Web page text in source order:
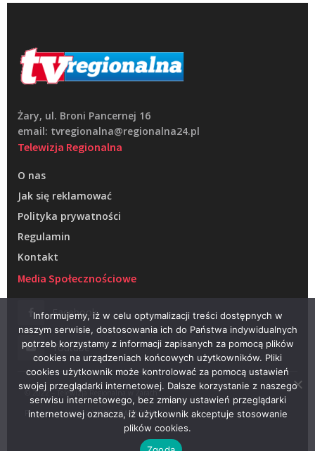
Żary, ul. Broni Pancernej 16
email: tvregionalna@regionalna24.pl
Telewizja Regionalna
O nas
Jak się reklamować
Polityka prywatności
Regulamin
Kontakt
Media Społecznościowe
Facebook
Youtube
© 2022 – Telewizja Regionalna w Żarach
Projektowanie stron WWW –RAGACOM
Informujemy, iż w celu optymalizacji treści dostępnych w
naszym serwisie, dostosowania ich do Państwa indywidualnych
potrzeb korzystamy z informacji zapisanych za pomocą plików
cookies na urządzeniach końcowych użytkowników. Pliki
cookies użytkownik może kontrolować za pomocą ustawień
swojej przeglądarki internetowej. Dalsze korzystanie z naszego
serwisu internetowego, bez zmiany ustawień przeglądarki
internetowej oznacza, iż użytkownik akceptuje stosowanie
plików cookies.